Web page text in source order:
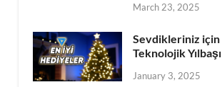
March 23, 2025
Sevdikleriniz için
Teknolojik
January 3, 2025